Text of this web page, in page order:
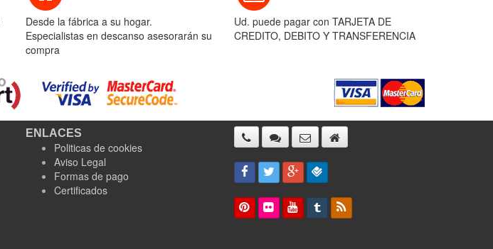
Desde la fábrica a su hogar.
Especialistas en descanso asesorarán su
compra
Ud. puede pagar con TARJETA DE
CREDITO, DEBITO Y TRANSFERENCIA
ENLACES
Politicas de cookies
Aviso Legal
Formas de pago
Certificados